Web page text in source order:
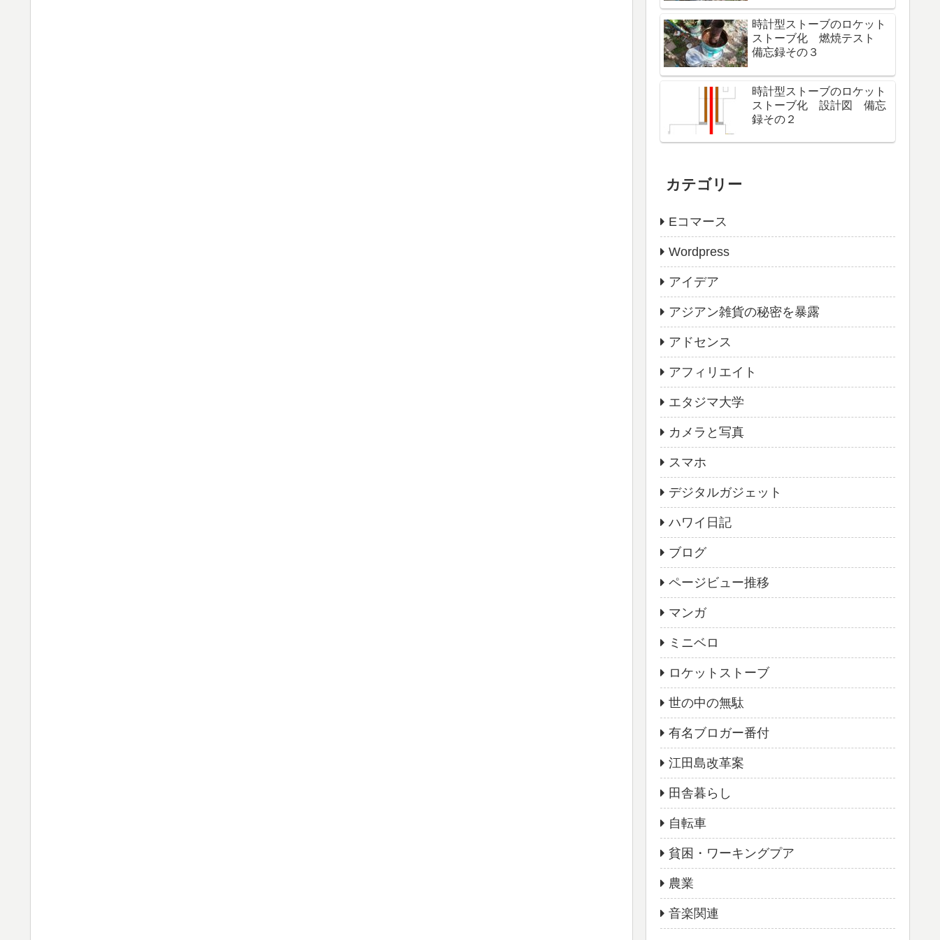
時計型ストーブのロケット
ストーブ化 燃焼テスト
備忘録その３
時計型ストーブのロケット
ストーブ化 設計図 備忘
録その２
カテゴリー
Eコマース
Wordpress
アイデア
アジアン雑貨の秘密を暴露
アドセンス
アフィリエイト
エタジマ大学
カメラと写真
スマホ
デジタルガジェット
ハワイ日記
ブログ
ページビュー推移
マンガ
ミニベロ
ロケットストーブ
世の中の無駄
有名ブロガー番付
江田島改革案
田舎暮らし
自転車
貧困・ワーキングプア
農業
音楽関連